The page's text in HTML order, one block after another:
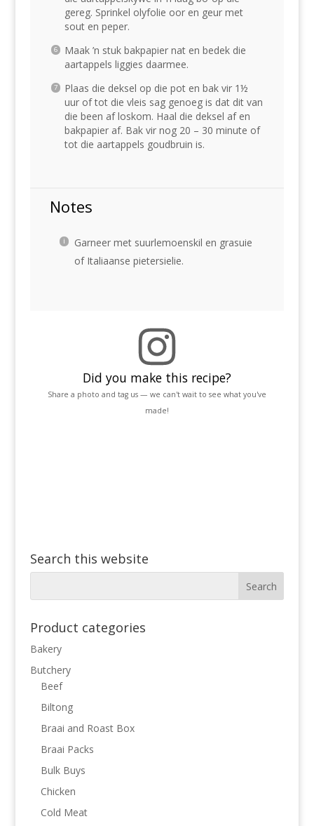
gereg. Sprinkel olyfolie oor en geur met
sout en peper.
Maak ’n stuk bakpapier nat en bedek die
aartappels liggies daarmee.
Plaas die deksel op die pot en bak vir 1½
uur of tot die vleis sag genoeg is dat dit van
die been af loskom. Haal die deksel af en
bakpapier af. Bak vir nog 20 – 30 minute of
tot die aartappels goudbruin is.
Notes
Garneer met suurlemoenskil en grasuie
of Italiaanse pietersielie.
Did you make this recipe?
Share a photo and tag us — we can't wait to see what you've
made!
Search this website
Product categories
Bakery
Butchery
Beef
Biltong
Braai and Roast Box
Braai Packs
Bulk Buys
Chicken
Cold Meat